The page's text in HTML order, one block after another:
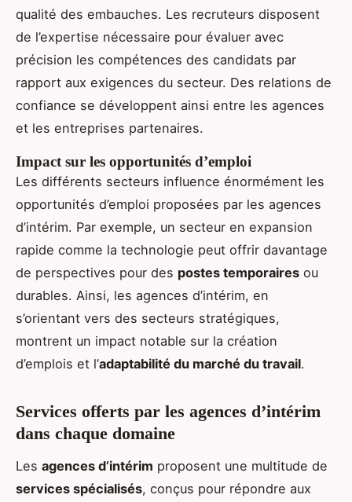
qualité des embauches. Les recruteurs disposent
de l’expertise nécessaire pour évaluer avec
précision les compétences des candidats par
rapport aux exigences du secteur. Des relations de
confiance se développent ainsi entre les agences
et les entreprises partenaires.
Impact sur les opportunités d’emploi
Les différents secteurs influence énormément les
opportunités d’emploi proposées par les agences
d’intérim. Par exemple, un secteur en expansion
rapide comme la technologie peut offrir davantage
de perspectives pour des postes temporaires ou
durables. Ainsi, les agences d’intérim, en
s’orientant vers des secteurs stratégiques,
montrent un impact notable sur la création
d’emplois et l’adaptabilité du marché du travail.
Services offerts par les agences d’intérim
dans chaque domaine
Les agences d’intérim proposent une multitude de
services spécialisés, conçus pour répondre aux